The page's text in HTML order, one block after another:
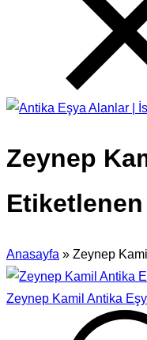
Zeynep
Anasayfa » Zeynep
Zeynep Kamil Antika